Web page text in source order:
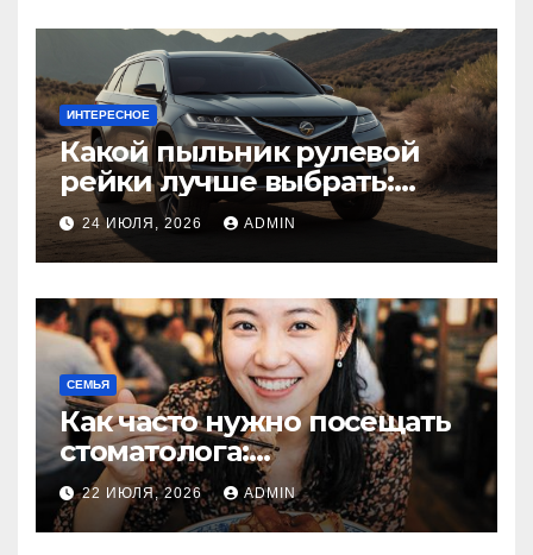
ИНТЕРЕСНОЕ
Какой пыльник рулевой
рейки лучше выбрать:
оригинальный или аналог,
резина или полиуретан
24 ИЮЛЯ, 2026 ADMIN
СЕМЬЯ
Как часто нужно посещать
стоматолога:
рекомендации для
здоровья зубов
22 ИЮЛЯ, 2026 ADMIN